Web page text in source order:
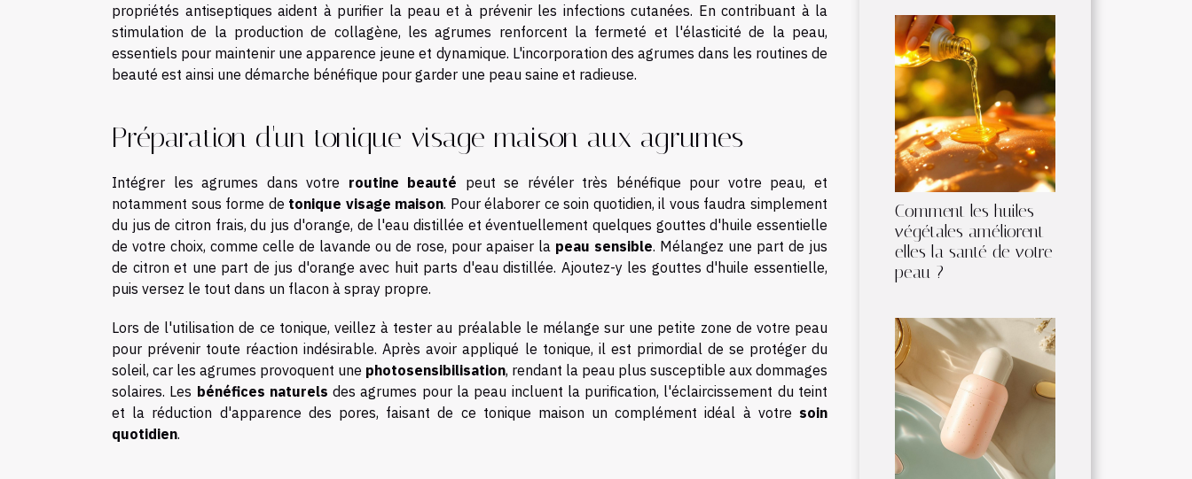
propriétés antiseptiques aident à purifier la peau et à prévenir les infections cutanées. En contribuant à la
stimulation de la production de collagène, les agrumes renforcent la fermeté et l'élasticité de la peau,
essentiels pour maintenir une apparence jeune et dynamique. L'incorporation des agrumes dans les routines de
beauté est ainsi une démarche bénéfique pour garder une peau saine et radieuse.
Préparation d'un tonique visage maison aux agrumes
Intégrer les agrumes dans votre routine beauté peut se révéler très bénéfique pour votre peau, et
notamment sous forme de tonique visage maison. Pour élaborer ce soin quotidien, il vous faudra simplement
du jus de citron frais, du jus d'orange, de l'eau distillée et éventuellement quelques gouttes d'huile essentielle
de votre choix, comme celle de lavande ou de rose, pour apaiser la peau sensible. Mélangez une part de jus
de citron et une part de jus d'orange avec huit parts d'eau distillée. Ajoutez-y les gouttes d'huile essentielle,
puis versez le tout dans un flacon à spray propre.
Lors de l'utilisation de ce tonique, veillez à tester au préalable le mélange sur une petite zone de votre peau
pour prévenir toute réaction indésirable. Après avoir appliqué le tonique, il est primordial de se protéger du
soleil, car les agrumes provoquent une photosensibilisation, rendant la peau plus susceptible aux dommages
solaires. Les bénéfices naturels des agrumes pour la peau incluent la purification, l'éclaircissement du teint
et la réduction d'apparence des pores, faisant de ce tonique maison un complément idéal à votre soin
quotidien.
Comment les huiles
végétales améliorent-
elles la santé de votre
peau ?